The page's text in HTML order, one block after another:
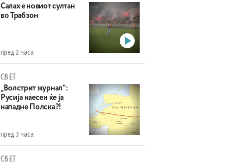
Салах е новиот султан
во Трабзон
пред 2 часа
СВЕТ
„Волстрит журнал“:
Русија наесен ќе ја
нападне Полска?!
пред 3 часа
СВЕТ